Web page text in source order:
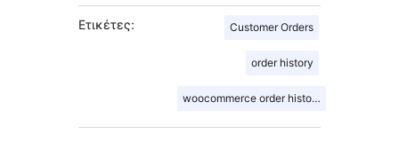
Ετικέτες: Customer Orders
order history
woocommerce order history